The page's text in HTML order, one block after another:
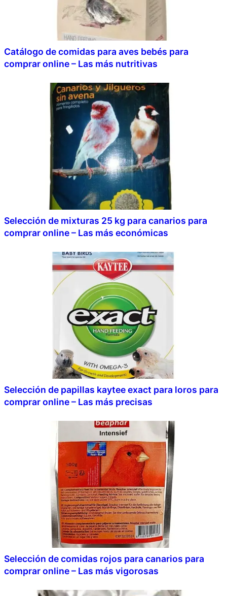
Catálogo de comidas para aves bebés para
comprar online – Las más nutritivas
Selección de mixturas 25 kg para canarios para
comprar online – Las más económicas
Selección de papillas kaytee exact para loros para
comprar online – Las más precisas
Selección de comidas rojos para canarios para
comprar online – Las más vigorosas